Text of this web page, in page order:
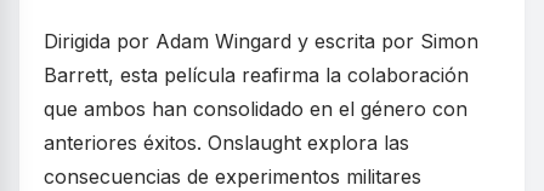
Dirigida por Adam Wingard y escrita por Simon
Barrett, esta película reafirma la colaboración
que ambos han consolidado en el género con
anteriores éxitos. Onslaught explora las
consecuencias de experimentos militares